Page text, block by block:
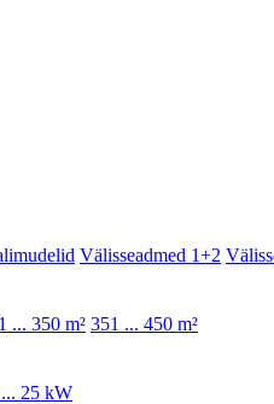
Välisseadmed 1+2
... 350 m² 351 ... 450 m²
25 kW